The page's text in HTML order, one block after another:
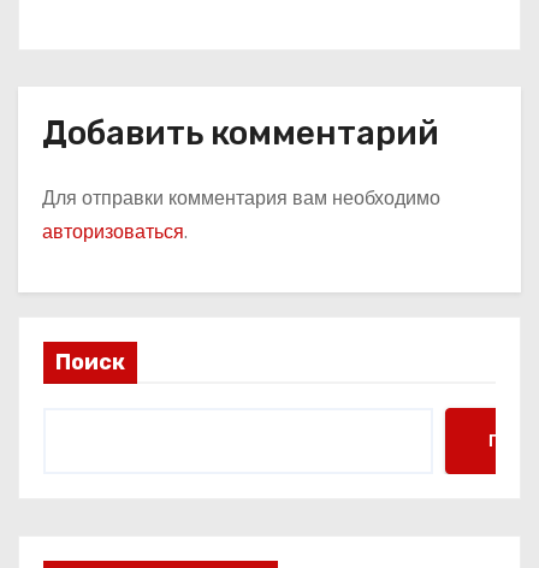
Добавить комментарий
Для отправки комментария вам необходимо
авторизоваться.
Поиск
Поиск